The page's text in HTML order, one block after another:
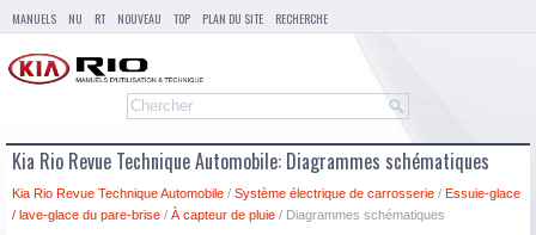
MANUELS NU RT NOUVEAU TOP PLAN DU SITE RECHERCHE
Kia Rio Revue Technique Automobile: Diagrammes schématiques
Kia Rio Revue Technique Automobile / Système électrique de carrosserie / Essuie-glace
/ lave-glace du pare-brise / À capteur de pluie / Diagrammes schématiques